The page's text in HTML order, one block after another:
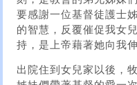
要感謝一位基督徒護士
的智慧，反覆催促我女
持，是上帝藉著她向我
出院住到女兒家以後，